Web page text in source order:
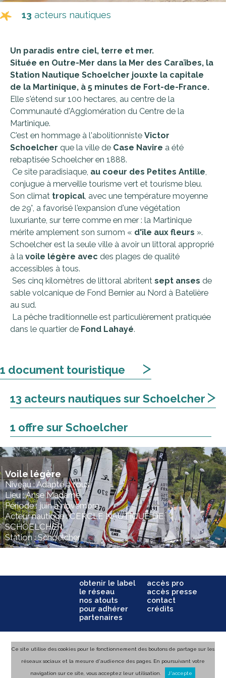
Ce site utilise des cookies pour le fonctionnement des boutons de partage sur les
réseaux sociaux et la mesure d'audience des pages. En poursuivant votre
navigation sur ce site, vous acceptez leur utilisation. J'accepte
13 acteurs nautiques
Un paradis entre ciel, terre et mer.
Située en Outre-Mer dans la Mer des Caraïbes, la
Station Nautique Schoelcher jouxte la capitale
de la Martinique, à 5 minutes de Fort-de-France.
Elle s'étend sur 100 hectares, au centre de la
Communauté d'Agglomération du Centre de la
Martinique.
C'est en hommage à l'abolitionniste Victor
Schoelcher que la ville de Case Navire a été
rebaptisée Schoelcher en 1888.
Ce site paradisiaque, au coeur des Petites Antille,
conjugue à merveille tourisme vert et tourisme bleu.
Son climat tropical, avec une température moyenne
de 29°, a favorisé l'expansion d'une végétation
luxuriante, sur terre comme en mer : la Martinique
mérite amplement son surnom « d'île aux fleurs ».
Schoelcher est la seule ville à avoir un littoral approprié
à la voile légère avec des plages de qualité
accessibles à tous.
Ses cinq kilomètres de littoral abritent sept anses de
sable volcanique de Fond Bernier au Nord à Batelière
au sud.
La pêche traditionnelle est particulièrement pratiquée
dans le quartier de Fond Lahayé.
>
1 document touristique
>
13 acteurs nautiques sur Schoelcher
1 offre sur Schoelcher
Voile légère
Niveau : Adapté à tous
Lieu : Anse Madame
Période : juin à novembre
Acteur nautique : CERCLE NAUTIQUE DE
SCHOELCHER
Station : Schoelcher
obtenir le label
le réseau
nos atouts
pour adhérer
partenaires
accès pro
accès presse
contact
crédits